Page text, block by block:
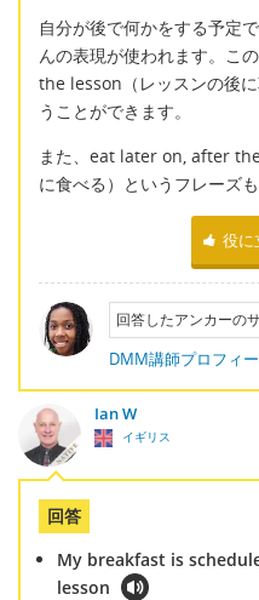
自分が後で何かをする予定
んの表現が使われます。
the lesson（レッスンの後
うことができます。
また、eat later on, after
に食べる）というフレーズ
役に
回答したアンカーの
DMM講師プロフィ
Ian W
イギリス
回答
My breakfast is
lesson